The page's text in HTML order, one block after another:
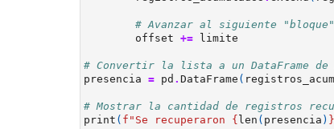
# Avanzar al siguiente
offset += limite
# Convertir la lista a un DataFrame de
presencia = pd . DataFrame (
# Mostrar la cantidad de registros
print ( f "Se recuperaron { len ( presencia ) }